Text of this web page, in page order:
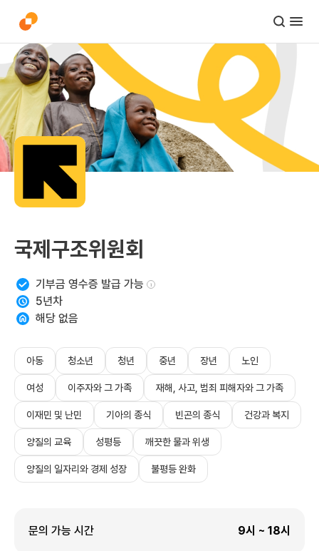
국제구조위원회
기부금 영수증 발급 가능 i
5년차
해당 없음
아동 청소년 청년 중년 장년 노인
여성 이주자와 그 가족 재해, 사고, 범죄 피해자와 그 가족
이재민 및 난민 기아의 종식 빈곤의 종식 건강과 복지
양질의 교육 성평등 깨끗한 물과 위생
양질의 일자리와 경제 성장 불평등 완화
문의 가능 시간 9시 ~ 18시